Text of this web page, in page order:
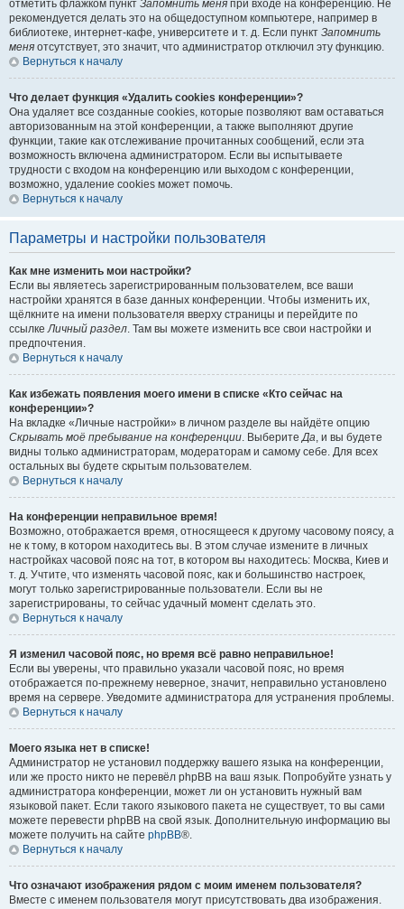
отметить флажком пункт Запомнить меня при входе на конференцию. Не
рекомендуется делать это на общедоступном компьютере, например в
библиотеке, интернет-кафе, университете и т. д. Если пункт Запомнить
меня отсутствует, это значит, что администратор отключил эту функцию.
Вернуться к началу
Что делает функция «Удалить cookies конференции»?
Она удаляет все созданные cookies, которые позволяют вам оставаться
авторизованным на этой конференции, а также выполняют другие
функции, такие как отслеживание прочитанных сообщений, если эта
возможность включена администратором. Если вы испытываете
трудности с входом на конференцию или выходом с конференции,
возможно, удаление cookies может помочь.
Вернуться к началу
Параметры и настройки пользователя
Как мне изменить мои настройки?
Если вы являетесь зарегистрированным пользователем, все ваши
настройки хранятся в базе данных конференции. Чтобы изменить их,
щёлкните на имени пользователя вверху страницы и перейдите по
ссылкеЛичный раздел. Там вы можете изменить все свои настройки и
предпочтения.
Вернуться к началу
Как избежать появления моего имени в списке «Кто сейчас на
конференции»?
На вкладке «Личные настройки» в личном разделе вы найдёте опцию
Скрывать моё пребывание на конференции. ВыберитеДа, и вы будете
видны только администраторам, модераторам и самому себе. Для всех
остальных вы будете скрытым пользователем.
Вернуться к началу
На конференции неправильное время!
Возможно, отображается время, относящееся к другому часовому поясу, а
не к тому, в котором находитесь вы. В этом случае измените в личных
настройках часовой пояс на тот, в котором вы находитесь: Москва, Киев и
т. д. Учтите, что изменять часовой пояс, как и большинство настроек,
могут только зарегистрированные пользователи. Если вы не
зарегистрированы, то сейчас удачный момент сделать это.
Вернуться к началу
Я изменил часовой пояс, но время всё равно неправильное!
Если вы уверены, что правильно указали часовой пояс, но время
отображается по-прежнему неверное, значит, неправильно установлено
время на сервере. Уведомите администратора для устранения проблемы.
Вернуться к началу
Моего языка нет в списке!
Администратор не установил поддержку вашего языка на конференции,
или же просто никто не перевёл phpBB на ваш язык. Попробуйте узнать у
администратора конференции, может ли он установить нужный вам
языковой пакет. Если такого языкового пакета не существует, то вы сами
можете перевести phpBB на свой язык. Дополнительную информацию вы
можете получить на сайте phpBB®.
Вернуться к началу
Что означают изображения рядом с моим именем пользователя?
Вместе с именем пользователя могут присутствовать два изображения.